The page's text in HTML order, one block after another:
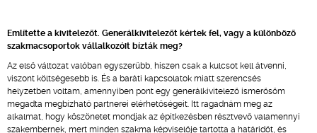
Említette a kivitelezőt. Generálkivitelezőt kértek fel, vagy a különböző
szakmacsoportok vállalkozóit bízták meg?
Az első változat valóban egyszerűbb, hiszen csak a kulcsot kell átvenni,
viszont költségesebb is. És a baráti kapcsolatok miatt szerencsés
helyzetben voltam, amennyiben pont egy generálkivitelező ismerősöm
megadta megbízható partnerei elérhetőségeit. Itt ragadnám meg az
alkalmat, hogy köszönetet mondjak az építkezésben résztvevő valamennyi
szakembernek, mert minden szakma képviselője tartotta a határidőt, és